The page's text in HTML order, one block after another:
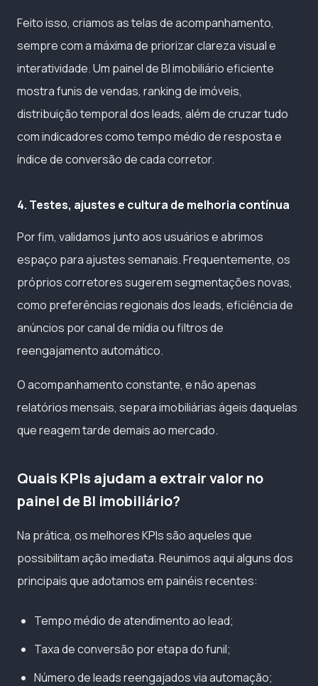
Feito isso, criamos as telas de acompanhamento,
sempre com a máxima de priorizar clareza visual e
interatividade. Um painel de BI imobiliário eficiente
mostra funis de vendas, ranking de imóveis,
distribuição temporal dos leads, além de cruzar tudo
com indicadores como tempo médio de resposta e
índice de conversão de cada corretor.
4. Testes, ajustes e cultura de melhoria contínua
Por fim, validamos junto aos usuários e abrimos
espaço para ajustes semanais. Frequentemente, os
próprios corretores sugerem segmentações novas,
como preferências regionais dos leads, eficiência de
anúncios por canal de mídia ou filtros de
reengajamento automático.
O acompanhamento constante, e não apenas
relatórios mensais, separa imobiliárias ágeis daquelas
que reagem tarde demais ao mercado.
Quais KPIs ajudam a extrair valor no
painel de BI imobiliário?
Na prática, os melhores KPIs são aqueles que
possibilitam ação imediata. Reunimos aqui alguns dos
principais que adotamos em painéis recentes:
Tempo médio de atendimento ao lead;
Taxa de conversão por etapa do funil;
Número de leads reengajados via automação;